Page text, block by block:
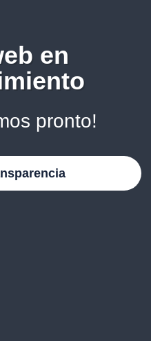
en
pronto!